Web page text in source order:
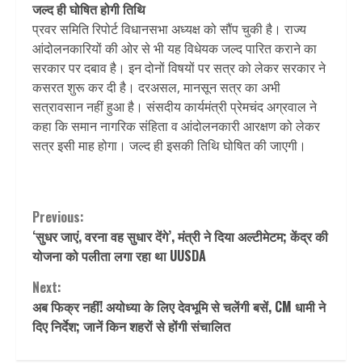
जल्द ही घोषित होगी तिथि
प्रवर समिति रिपोर्ट विधानसभा अध्यक्ष को सौंप चुकी है। राज्य
आंदोलनकारियों की ओर से भी यह विधेयक जल्द पारित कराने का
सरकार पर दबाव है। इन दोनों विषयों पर सत्र को लेकर सरकार ने
कसरत शुरू कर दी है। दरअसल, मानसून सत्र का अभी
सत्रावसान नहीं हुआ है। संसदीय कार्यमंत्री प्रेमचंद अग्रवाल ने
कहा कि समान नागरिक संहिता व आंदोलनकारी आरक्षण को लेकर
सत्र इसी माह होगा। जल्द ही इसकी तिथि घोषित की जाएगी।
Continue
Reading
Previous:
‘सुधर जाएं, वरना वह सुधार देंगे’, मंत्री ने दिया अल्टीमेटम; केंद्र की
योजना को पलीता लगा रहा था UUSDA
Next:
अब फिक्र नहीं! अयोध्या के लिए देवभूमि से चलेंगी बसें, CM धामी ने
दिए निर्देश; जानें किन शहरों से होंगी संचालित